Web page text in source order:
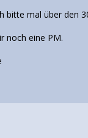
bitte mal über den
noch eine PM.